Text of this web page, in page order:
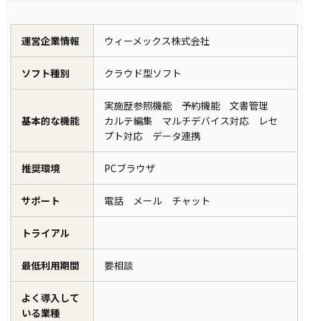
運営企業情報 ウィーメックス株式会社
ソフト種別 クラウド型ソフト
基本的な機能
実施歴参照機能 予約機能 文書管理
カルテ編集 マルチデバイス対応 レセ
プト対応 データ連携
推奨環境 PCブラウザ
サポート 電話 メール チャット
トライアル
最低利用期間 要相談
よく導入して
いる業種